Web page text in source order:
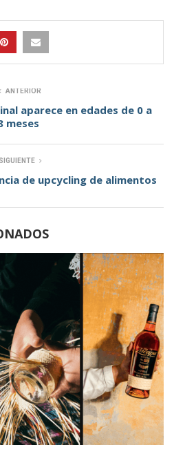
ANTERIOR
aparece en edades de 0 a
meses
SIGUIENTE
de upcycling de alimentos